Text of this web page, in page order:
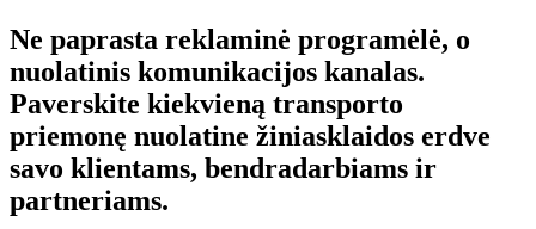
Ne paprasta reklaminė programėlė, o
nuolatinis komunikacijos kanalas.
Paverskite kiekvieną transporto
priemonę nuolatine žiniasklaidos erdve
savo klientams, bendradarbiams ir
partneriams.